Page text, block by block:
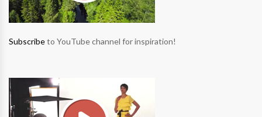
Subscribeto YouTube channel for inspiration!